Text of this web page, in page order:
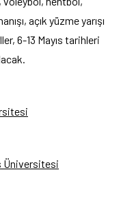
açık yüzme yarışı
6-13 Mayıs tarihleri
Üniversitesi